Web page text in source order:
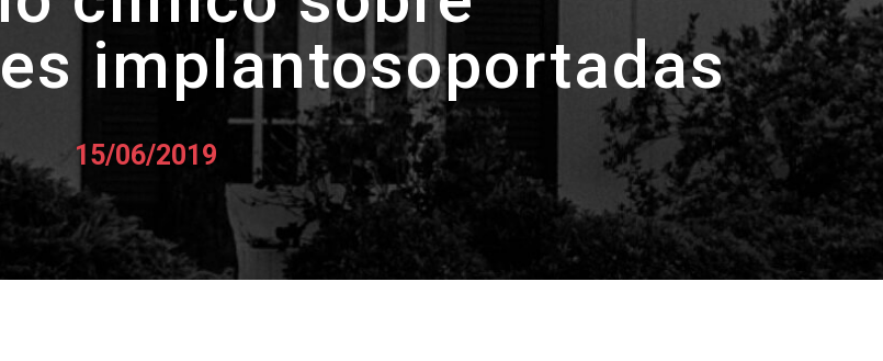
implantosoportadas
15/06/2019